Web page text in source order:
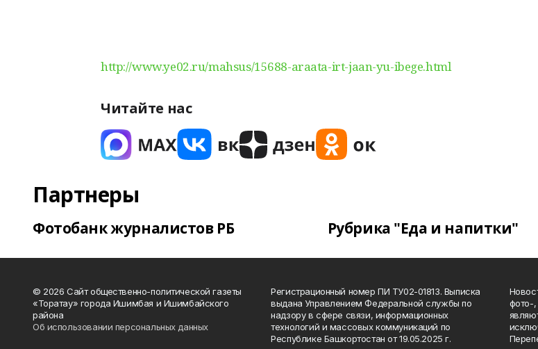
http://www.ye02.ru/mahsus/15688-araata-irt-jaan-yu-ibege.html
Читайте нас
Партнеры
Фотобанк журналистов РБ Рубрика "Еда и напитки"
© 2026 Сайт общественно-политической газеты
«Торатау» города Ишимбая и Ишимбайского
района
Об использовании персональных данных
Регистрационный номер ПИ ТУ02-01813. Выписка
выдана Управлением Федеральной службы по
надзору в сфере связи, информационных
технологий и массовых коммуникаций по
Республике Башкортостан от 19.05.2025 г.
фото-